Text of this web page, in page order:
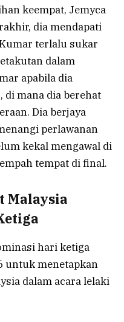
keempat, Jemyca
dia mendapati
terlalu sukar
dalam
apabila dia
di mana dia berehat
Dia berjaya
perlawanan
kekal mengawal di
tempat di final.
Malaysia
hari ketiga
untuk menetapkan
dalam acara lelaki